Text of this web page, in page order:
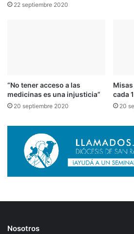
22 septiembre 2020
“No tener acceso a las
medicinas es una injusticia”
20 septiembre 2020
Misas
cada
20
Nosotros